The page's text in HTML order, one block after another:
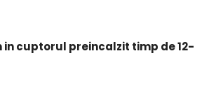
in cuptorul preincalzit timp de 12-